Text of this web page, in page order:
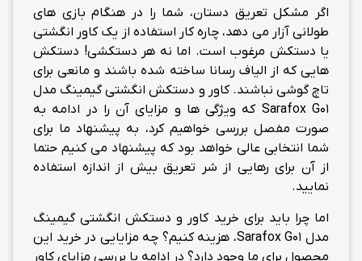
اگر مشکل تعریق دستان، شما را در هنگام بازی های
طولانی آزار می دهد، چاره کار استفاده از یک کاور انگشتی
یا دستکش مرغوب است. اما نه هر دستکشی! دستکش
هایی که از الیاف رسانا ساخته شده باشند و مانعی برای
تاچ گوشی نباشند. کاور و دستکش انگشتی گیمینگ مدل
Sarafox G01 که ویژگی ها و مزایای آن را در ادامه به
صورت مفصل بررسی خواهیم کرد، به پیشنهاد ما برای
شما انتخابی عالی خواهد بود که پیشنهاد می کنیم حتما
از آن برای رهایی از شر تعریق بیش از اندازه استفاده
نمایید.
اما چرا باید برای خرید کاور و دستکش انگشتی گیمینگ
مدل Sarafox G01، هزینه کنیم؟ چه مزایایی در خرید این
محصول برای ما وجود دارد؟ در ادامه با بررسی مزایای کاور